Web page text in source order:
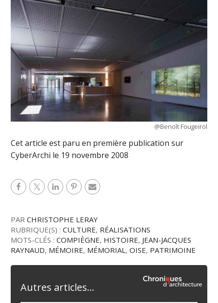
@Benoît Fougeirol
Cet article est paru en première publication sur
CyberArchi le 19 novembre 2008
PARCHRISTOPHE LERAY
RUBRIQUE(S) :CULTURE, RÉALISATIONS
MOTS-CLÉS :COMPIÈGNE, HISTOIRE, JEAN-JACQUES
RAYNAUD, MÉMOIRE, MÉMORIAL,OISE, PATRIMOINE
Autres articles...